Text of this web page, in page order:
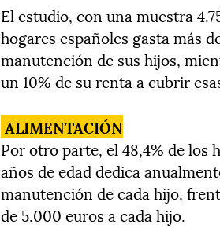
El estudio, con una muestra
hogares españoles gasta más
manutención de sus hijos,
un 10% de su renta a cubrir
ALIMENTACIÓN
Por otro parte, el 48,4% de los
años de edad dedica
manutención de cada hijo,
de 5.000 euros a cada hijo.